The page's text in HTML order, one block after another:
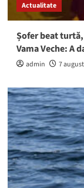
Actualitate
Șofer beat
Vama Veche: A
admin 7